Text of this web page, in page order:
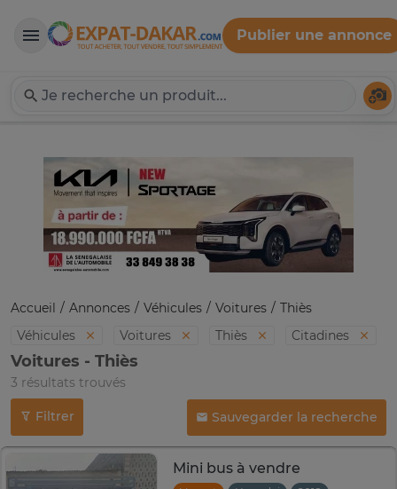
Expat-Dakar
Publier une annonce
Accueil Annonces Véhicules Voitures
Thiès
Véhicules
Voitures Thiès Citadines
Voitures - Thiès
3 résultats trouvés
Filtrer Sauvegarder la recherche
Mini bus à vendre